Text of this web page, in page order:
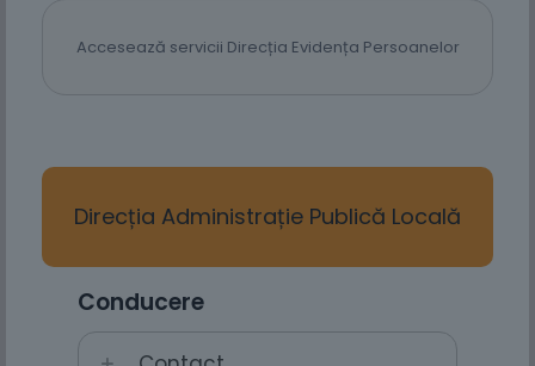
Accesează servicii Direcția Evidența Persoanelor
Direcția Administrație Publică Locală
Conducere